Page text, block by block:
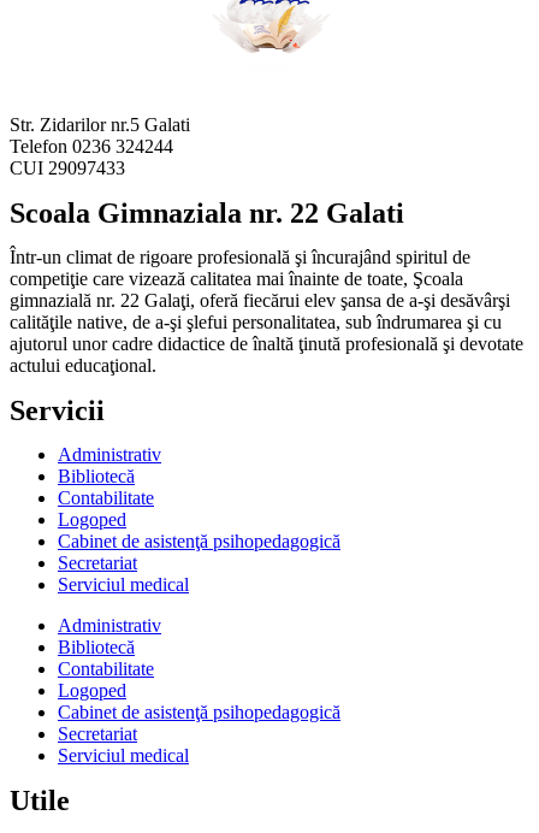
Str. Zidarilor nr.5 Galati
Telefon 0236 324244
CUI 29097433
Scoala Gimnaziala nr. 22 Galati
Într-un climat de rigoare profesională şi încurajând spiritul de
competiţie care vizează calitatea mai înainte de toate, Şcoala
gimnazială nr. 22 Galaţi, oferă fiecărui elev şansa de a-şi desăvârşi
calităţile native, de a-şi şlefui personalitatea, sub îndrumarea şi cu
ajutorul unor cadre didactice de înaltă ţinută profesională şi devotate
actului educaţional.
Servicii
Administrativ
Bibliotecă
Contabilitate
Logoped
Cabinet de asistenţă psihopedagogică
Secretariat
Serviciul medical
Administrativ
Bibliotecă
Contabilitate
Logoped
Cabinet de asistenţă psihopedagogică
Secretariat
Serviciul medical
Utile